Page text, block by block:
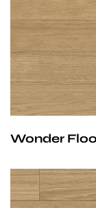
Klasa
Natur,
Wonder